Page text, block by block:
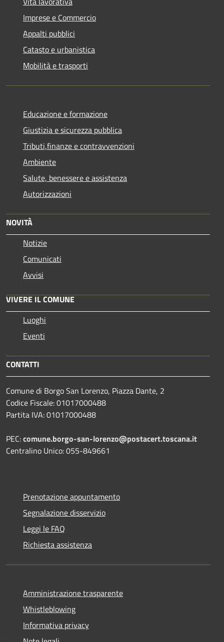
Imprese e Commercio
Appalti pubblici
Catasto e urbanistica
Mobilità e trasporti
Educazione e formazione
Giustizia e sicurezza pubblica
Tributi,finanze e contravvenzioni
Ambiente
Salute, benessere e assistenza
Autorizzazioni
NOVITÀ
Notizie
Comunicati
Avvisi
VIVERE IL COMUNE
Luoghi
Eventi
CONTATTI
Comune di Borgo San Lorenzo, Piazza Dante, 2
Codice Fiscale: 01017000488
Partita IVA: 01017000488
PEC:comune.borgo-san-lorenzo@postacert.toscana.it
Centralino Unico: 055-849661
Prenotazione appuntamento
Segnalazione disservizio
Leggi le FAQ
Richiesta assistenza
Amministrazione trasparente
Whistleblowing
Informativa privacy